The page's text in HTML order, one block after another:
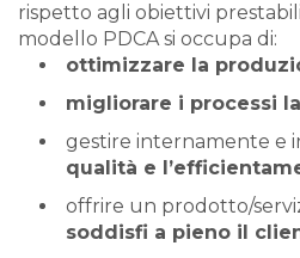
rispetto agli obiettivi
modello PDCA si occupa di:
ottimizzare la
migliorare i processi
gestire internamente e
qualità e
offrire un prodotto/
soddisfi a pieno il